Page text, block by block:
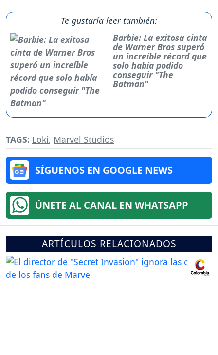
Te gustaría leer también:
Barbie: La exitosa cinta
de Warner Bros superó
un increíble récord que
solo había podido
conseguir "The
Batman"
TAGS: Loki, Marvel Studios
SÍGUENOS EN GOOGLE NEWS
ÚNETE AL CANAL EN WHATSAPP
ARTÍCULOS RELACIONADOS